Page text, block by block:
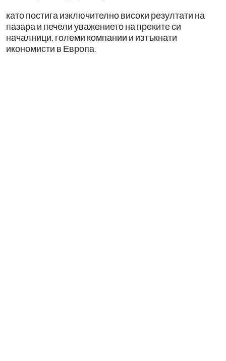
като постига изключително високи резултати на
пазара и печели уважението на преките си
началници, големи компании и изтъкнати
икономисти в Европа.